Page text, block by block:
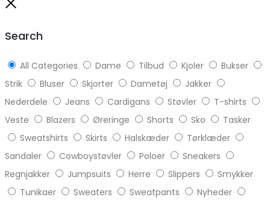
Search
All Categories Dame Tilbud Kjoler
Bukser
Strik
Bluser Skjorter Dametøj
Jakker
Nederdele
Jeans Cardigans Støvler
T-shirts
Veste
Blazers Øreringe Shorts Sko
Tasker
Sweatshirts
Skirts Halskæder
Tørklæder
Sandaler
Cowboystøvler Poloer
Sneakers
Regnjakker
Jumpsuits Herre Slippers
Smykker
Tunikaer
Sweaters Sweatpants
Nyheder